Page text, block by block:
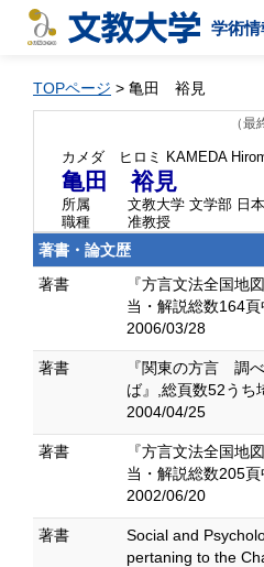
学術
TOPページ > 亀田 裕見
（
カメダ ヒロミ KAMEDA
亀田 裕見
所属
文教大学 文学部 日
職種
准教授
著書・論文歴
著書
『方言文法全国地
当・解説総数164
2006/03/28
著書
『関東の方言 調
ば』,総頁数52うち
2004/04/25
著書
『方言文法全国地
当・解説総数205
2002/06/20
著書
Social and
pertaning to the